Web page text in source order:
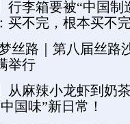
行李箱要被“中国制
买不完，根本买不
丝路｜第八届丝路
举行
从麻辣小龙虾到奶
国味”新日常！